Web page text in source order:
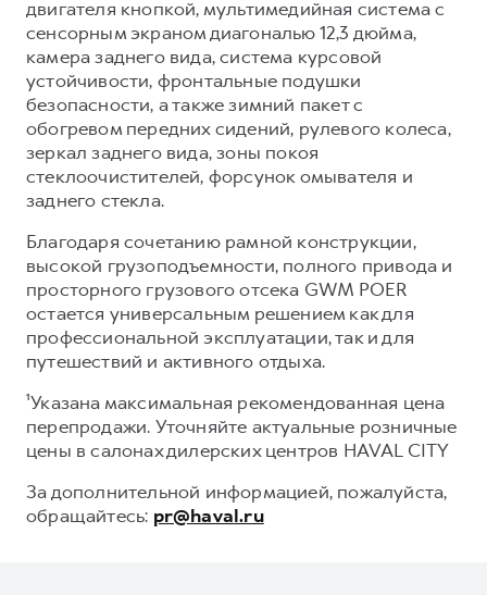
двигателя кнопкой, мультимедийная система с
сенсорным экраном диагональю 12,3 дюйма,
камера заднего вида, система курсовой
устойчивости, фронтальные подушки
безопасности, а также зимний пакет с
обогревом передних сидений, рулевого колеса,
зеркал заднего вида, зоны покоя
стеклоочистителей, форсунок омывателя и
заднего стекла.
Благодаря сочетанию рамной конструкции,
высокой грузоподъемности, полного привода и
просторного грузового отсека GWM POER
остается универсальным решением как для
профессиональной эксплуатации, так и для
путешествий и активного отдыха.
¹Указана максимальная рекомендованная цена
перепродажи. Уточняйте актуальные розничные
цены в салонах дилерских центров HAVAL CITY
За дополнительной информацией, пожалуйста,
обращайтесь: pr@haval.ru